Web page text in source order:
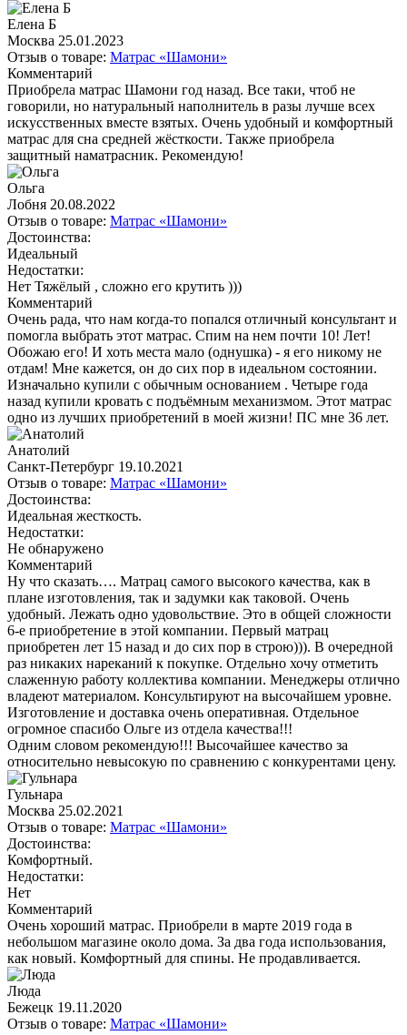
Елена Б
Москва 25.01.2023
Отзыв о товаре: Матрас «Шамони»
Комментарий
Приобрела матрас Шамони год назад. Все таки, чтоб не
говорили, но натуральный наполнитель в разы лучше всех
искусственных вместе взятых. Очень удобный и комфортный
матрас для сна средней жёсткости. Также приобрела
защитный наматрасник. Рекомендую!
Ольга
Лобня 20.08.2022
Отзыв о товаре: Матрас «Шамони»
Достоинства:
Идеальный
Недостатки:
Нет Тяжёлый , сложно его крутить )))
Комментарий
Очень рада, что нам когда-то попался отличный консультант и
помогла выбрать этот матрас. Спим на нем почти 10! Лет!
Обожаю его! И хоть места мало (однушка) - я его никому не
отдам! Мне кажется, он до сих пор в идеальном состоянии.
Изначально купили с обычным основанием . Четыре года
назад купили кровать с подъёмным механизмом. Этот матрас
одно из лучших приобретений в моей жизни! ПС мне 36 лет.
Анатолий
Санкт-Петербург 19.10.2021
Отзыв о товаре: Матрас «Шамони»
Достоинства:
Идеальная жесткость.
Недостатки:
Не обнаружено
Комментарий
Ну что сказать…. Матрац самого высокого качества, как в
плане изготовления, так и задумки как таковой. Очень
удобный. Лежать одно удовольствие. Это в общей сложности
6-е приобретение в этой компании. Первый матрац
приобретен лет 15 назад и до сих пор в строю))). В очередной
раз никаких нареканий к покупке. Отдельно хочу отметить
слаженную работу коллектива компании. Менеджеры отлично
владеют материалом. Консультируют на высочайшем уровне.
Изготовление и доставка очень оперативная. Отдельное
огромное спасибо Ольге из отдела качества!!!
Одним словом рекомендую!!! Высочайшее качество за
относительно невысокую по сравнению с конкурентами цену.
Гульнара
Москва 25.02.2021
Отзыв о товаре: Матрас «Шамони»
Достоинства:
Комфортный.
Недостатки:
Нет
Комментарий
Очень хороший матрас. Приобрели в марте 2019 года в
небольшом магазине около дома. За два года использования,
как новый. Комфортный для спины. Не продавливается.
Люда
Бежецк 19.11.2020
Отзыв о товаре: Матрас «Шамони»